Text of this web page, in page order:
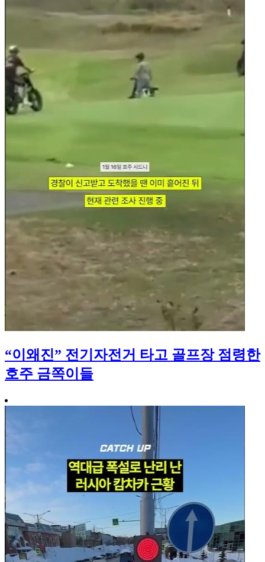
“이왜진” 전기자전거 타고 골프장 점령한
호주 금쪽이들